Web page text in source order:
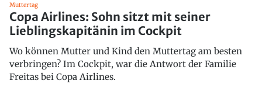
Muttertag
Copa Airlines: Sohn sitzt mit seiner
Lieblingskapitänin im Cockpit
Wo können Mutter und Kind den Muttertag am besten
verbringen? Im Cockpit, war die Antwort der Familie
Freitas bei Copa Airlines.